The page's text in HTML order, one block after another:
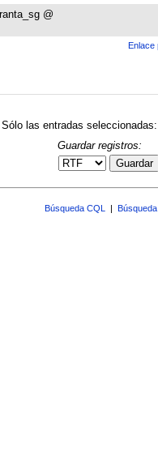
@
Enlace
Sólo las entradas seleccionadas:
Guardar registros:
Guardar
Búsqueda CQL